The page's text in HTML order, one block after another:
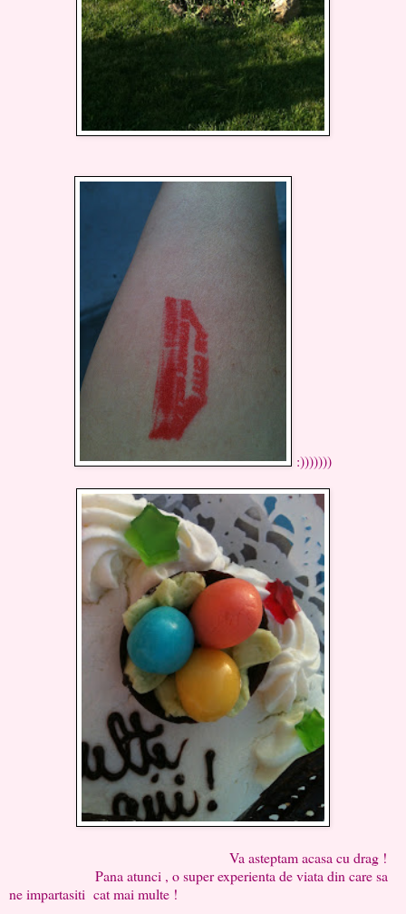
:)))))))
Va asteptam acasa cu drag !
Pana atunci , o super experienta de viata din care sa
ne impartasiti cat mai multe !